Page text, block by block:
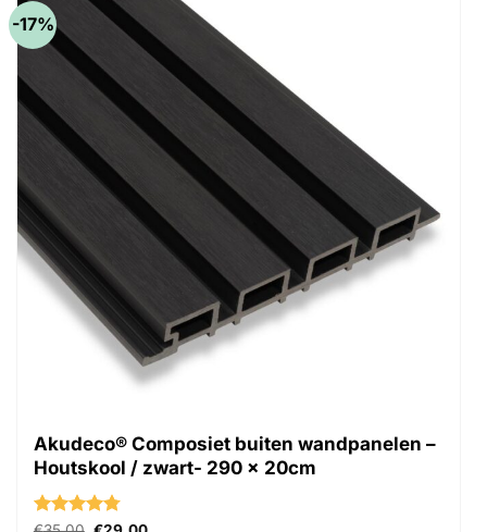
-17%
Akudeco® Composiet buiten wandpanelen –
Houtskool / zwart- 290 x 20cm